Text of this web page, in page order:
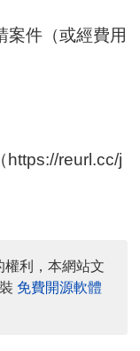
案件（或經費用
https://reurl.cc/j
權利，本網站文
免費開源軟體